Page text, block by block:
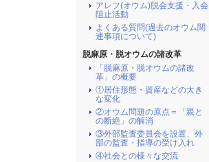
アレフ(オウム)脱会支援・入会
阻止活動
よくある質問(過去のオウム関
連事項について)
脱麻原・脱オウムの諸改革
「脱麻原・脱オウムの諸改
革」の概要
①居住形態・資産などの大き
な変化
②オウム問題の原点＝「親と
の断絶」の解消
③外部監査委員会を設置、外
部の監査・指導の受け入れ
④社会との様々な交流